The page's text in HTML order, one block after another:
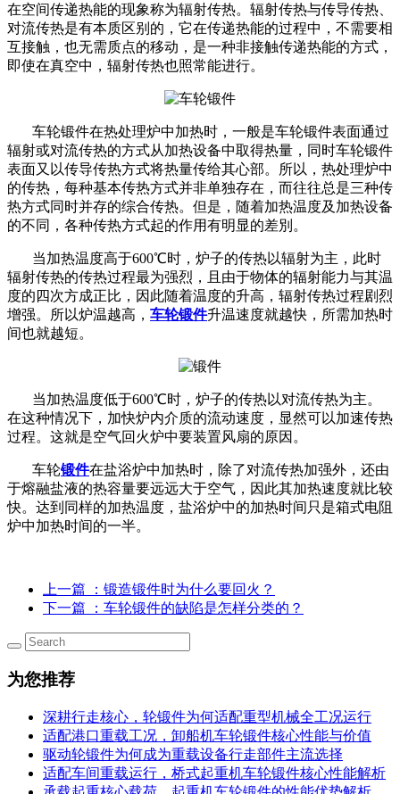
在空间传递热能的现象称为辐射传热。辐射传热与传导传热、
对流传热是有本质区别的，它在传递热能的过程中，不需要相
互接触，也无需质点的移动，是一种非接触传递热能的方式，
即使在真空中，辐射传热也照常能进行。
车轮锻件在热处理炉中加热时，一般是车轮锻件表面通过
辐射或对流传热的方式从加热设备中取得热量，同时车轮锻件
表面又以传导传热方式将热量传给其心部。所以，热处理炉中
的传热，每种基本传热方式并非单独存在，而往往总是三种传
热方式同时并存的综合传热。但是，随着加热温度及加热设备
的不同，各种传热方式起的作用有明显的差別。
当加热温度高于600℃时，炉子的传热以辐射为主，此时
辐射传热的传热过程最为强烈，且由于物体的辐射能力与其温
度的四次方成正比，因此随着温度的升高，辐射传热过程剧烈
增强。所以炉温越高， 车轮锻件升温速度就越快，所需加热时
间也就越短。
当加热温度低于600℃时，炉子的传热以对流传热为主。
在这种情况下，加快炉内介质的流动速度，显然可以加速传热
过程。这就是空气回火炉中要装置风扇的原因。
车轮锻件在盐浴炉中加热时，除了对流传热加强外，还由
于熔融盐液的热容量要远远大于空气，因此其加热速度就比较
快。达到同样的加热温度，盐浴炉中的加热时间只是箱式电阻
炉中加热时间的一半。
上一篇
：锻造锻件时为什么要回火？
下一篇
：车轮锻件的缺陷是怎样分类的？
为您推荐
深耕行走核心，轮锻件为何适配重型机械全工况运行
适配港口重载工况，卸船机车轮锻件核心性能与价值
驱动轮锻件为何成为重载设备行走部件主流选择
适配车间重载运行，桥式起重机车轮锻件核心性能解析